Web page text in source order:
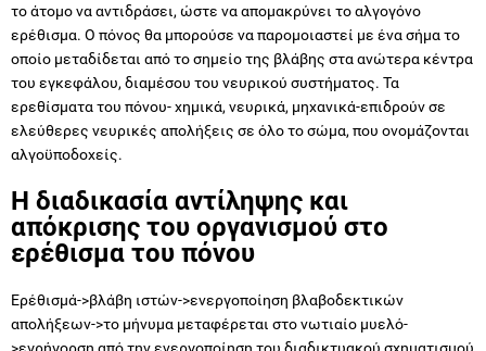
το άτομο να αντιδράσει, ώστε να απομακρύνει το αλγογόνο
ερέθισμα. Ο πόνος θα μπορούσε να παρομοιαστεί με ένα σήμα το
οποίο μεταδίδεται από το σημείο της βλάβης στα ανώτερα κέντρα
του εγκεφάλου, διαμέσου του νευρικού συστήματος. Τα
ερεθίσματα του πόνου- χημικά, νευρικά, μηχανικά-επιδρούν σε
ελεύθερες νευρικές απολήξεις σε όλο το σώμα, που ονομάζονται
αλγοϋποδοχείς.
Η διαδικασία αντίληψης και
απόκρισης του οργανισμού στο
ερέθισμα του πόνου
Ερέθισμά->βλάβη ιστών->ενεργοποίηση βλαβοδεκτικών
απολήξεων->το μήνυμα μεταφέρεται στο νωτιαίο μυελό-
>εγρήγορση από την ενεργοποίηση του διαδικτυακού σχηματισμού